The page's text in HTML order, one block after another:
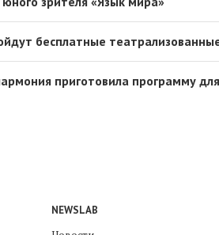
бесплатные
приготовила программу
NEWSLAB